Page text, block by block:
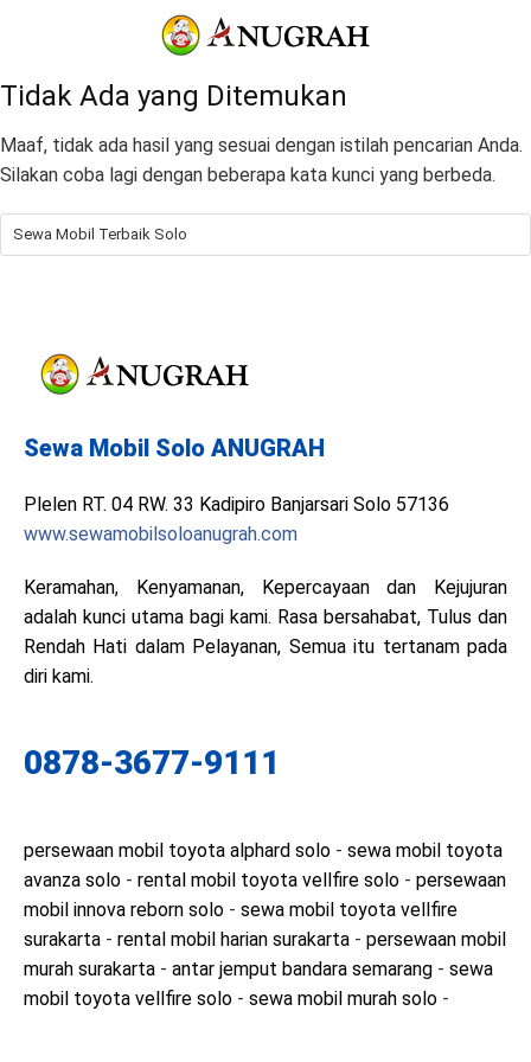
Tidak Ada yang Ditemukan
Maaf, tidak ada hasil yang sesuai dengan istilah pencarian Anda.
Silakan coba lagi dengan beberapa kata kunci yang berbeda.
Sewa Mobil Solo ANUGRAH
Plelen RT. 04 RW. 33 Kadipiro Banjarsari Solo 57136
www.sewamobilsoloanugrah.com
Keramahan, Kenyamanan, Kepercayaan dan Kejujuran
adalah kunci utama bagi kami. Rasa bersahabat, Tulus dan
Rendah Hati dalam Pelayanan, Semua itu tertanam pada
diri kami.
0878-3677-9111
persewaan mobil toyota alphard solo - sewa mobil toyota
avanza solo - rental mobil toyota vellfire solo - persewaan
mobil innova reborn solo - sewa mobil toyota vellfire
surakarta - rental mobil harian surakarta - persewaan mobil
murah surakarta - antar jemput bandara semarang - sewa
mobil toyota vellfire solo - sewa mobil murah solo -